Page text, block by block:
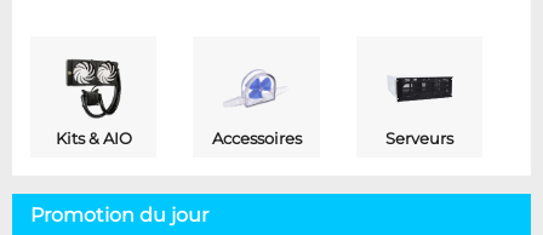
Kits & AIO Accessoires Serveurs
Promotion du jour